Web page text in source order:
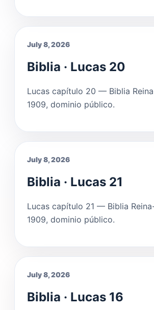
July 8, 2026
Biblia · Lucas 20
Lucas capítulo 20 — Biblia
1909, dominio público.
July 8, 2026
Biblia · Lucas 21
Lucas capítulo 21 — Biblia
1909, dominio público.
July 8, 2026
Biblia · Lucas 16